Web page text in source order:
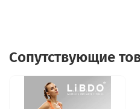
Сопутствующие